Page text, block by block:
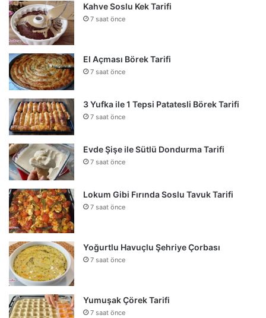
Kahve Soslu Kek Tarifi
7 saat önce
El Açması Börek Tarifi
7 saat önce
3 Yufka ile 1 Tepsi Patatesli Börek Tarifi
7 saat önce
Evde Şişe ile Sütlü Dondurma Tarifi
7 saat önce
Lokum Gibi Fırında Soslu Tavuk Tarifi
7 saat önce
Yoğurtlu Havuçlu Şehriye Çorbası
7 saat önce
Yumuşak Çörek Tarifi
7 saat önce